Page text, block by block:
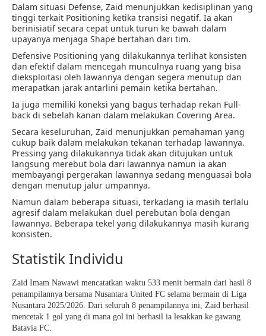
Dalam situasi Defense, Zaid menunjukkan kedisiplinan yang
tinggi terkait Positioning ketika transisi negatif. Ia akan
berinisiatif secara cepat untuk turun ke bawah dalam
upayanya menjaga Shape bertahan dari tim.
Defensive Positioning yang dilakukannya terlihat konsisten
dan efektif dalam mencegah munculnya ruang yang bisa
dieksploitasi oleh lawannya dengan segera menutup dan
merapatkan jarak antarlini pemain ketika bertahan.
Ia juga memiliki koneksi yang bagus terhadap rekan Full-
back di sebelah kanan dalam melakukan Covering Area.
Secara keseluruhan, Zaid menunjukkan pemahaman yang
cukup baik dalam melakukan tekanan terhadap lawannya.
Pressing yang dilakukannya tidak akan ditujukan untuk
langsung merebut bola dari lawannya namun ia akan
membayangi pergerakan lawannya sedang menguasai bola
dengan menutup jalur umpannya.
Namun dalam beberapa situasi, terkadang ia masih terlalu
agresif dalam melakukan duel perebutan bola dengan
lawannya. Beberapa tekel yang dilakukannya masih kurang
konsisten.
Statistik Individu
Zaid Imam Nawawi mencatatkan waktu 533 menit bermain dari hasil 8
penampilannya bersama Nusantara United FC selama bermain di Liga
Nusantara 2025/2026. Dari seluruh 8 penampilannya ini, Zaid berhasil
mencetak 1 gol yang di mana gol ini berhasil ia lesakkan ke gawang
Batavia FC.